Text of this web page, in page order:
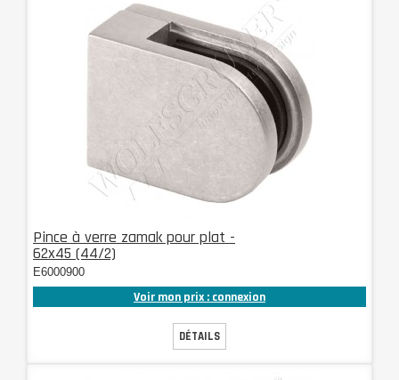
Pince à verre zamak pour plat -
62x45 (44/2)
E6000900
Voir mon prix : connexion
DÉTAILS